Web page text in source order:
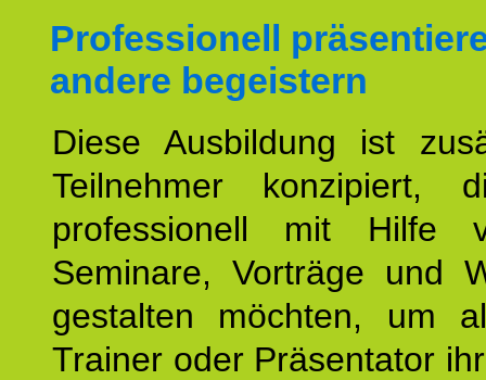
Professionell
andere begeistern
Diese Ausbildung ist
Teilnehmer konzipiert,
professionell mit Hilfe
Seminare, Vorträge und
gestalten möchten, um
Trainer oder Präsentator